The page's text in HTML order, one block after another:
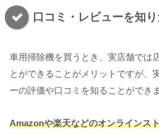
口コミ・レビューを知
車用掃除機を買うとき、実店舗では
とができることがメリットですが、
ーの評価や口コミを知ることができ
Amazonや楽天などのオンラインス